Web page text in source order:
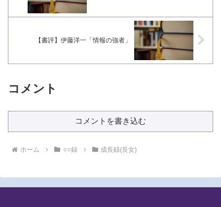
【書評】伊藤洋一「情報の強者」
コメント
コメントを書き込む
ホーム ○○録 成長録(長女)